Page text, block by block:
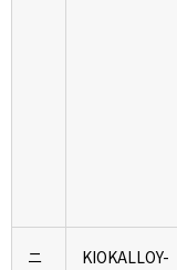
ニ
KIOKALLOY-